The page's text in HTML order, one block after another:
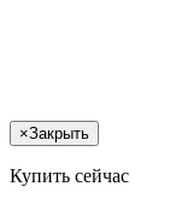
×Закрыть
Купить сейчас